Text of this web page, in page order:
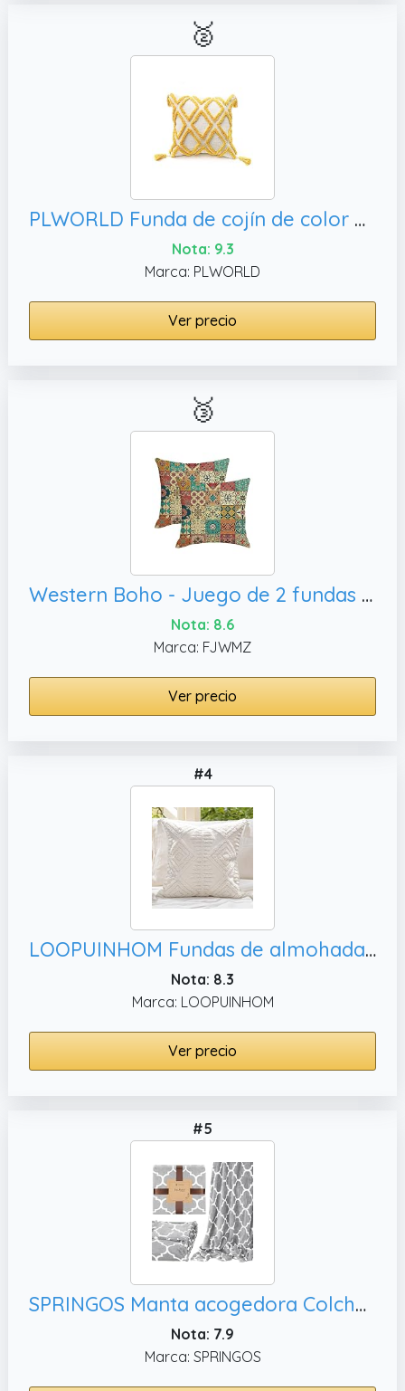
🥈
PLWORLD Funda de cojín de color amarillo bohemio de 18 x 18 pulgadas con borlas, 1 funda solo sin relleno
Nota: 9.3
Marca: PLWORLD
Ver precio
🥉
Western Boho - Juego de 2 fundas de almohada de 18 x 18 pulgadas, cama
Nota: 8.6
Marca: FJWMZ
Ver precio
#4
LOOPUINHOM Fundas de almohada de estilo bohemio para sofá, 20 x 20
Nota: 8.3
Marca: LOOPUINHOM
Ver precio
#5
SPRINGOS Manta acogedora Colcha trébol marroquí 200x220 cm Manta para sofá sillón Agradable y Mullido
Nota: 7.9
Marca: SPRINGOS